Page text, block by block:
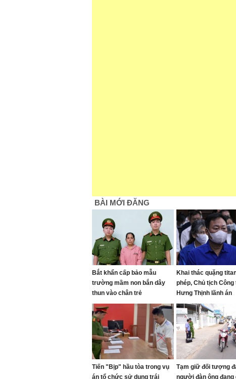
BÀI MỚI ĐĂNG
Bắt khẩn cấp bảo mẫu
trường mầm non bắn dây
thun vào chân trẻ
Khai thác quặng
phép, Chủ tịch Công
Hưng Thịnh lãnh án
Tiến "Bịp" hầu tòa trong vụ
án tổ chức sử dụng trái
Tạm giữ đối tượng
người đàn ông đang